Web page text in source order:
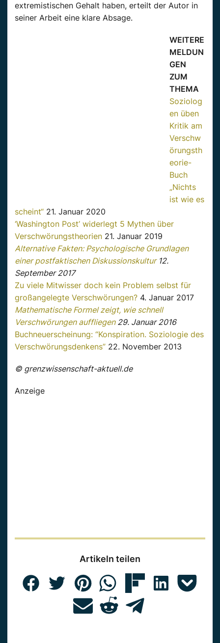
extremistischen Gehalt haben, erteilt der Autor in
seiner Arbeit eine klare Absage.
WEITERE
MELDUN
GEN
ZUM
THEMA
Soziolog
en üben
Kritik am
Verschw
örungsth
eorie-
Buch
„Nichts
ist wie es
scheint“ 21. Januar 2020
‘Washington Post’ widerlegt 5 Mythen über
Verschwörungstheorien 21. Januar 2019
Alternative Fakten: Psychologische Grundlagen
einer postfaktischen Diskussionskultur12.
September 2017
Zu viele Mitwisser doch kein Problem selbst für
großangelegte Verschwörungen? 4. Januar 2017
Mathematische Formel zeigt, wie schnell
Verschwörungen auffliegen29. Januar 2016
Buchneuerscheinung: “Konspiration. Soziologie des
Verschwörungsdenkens” 22. November 2013
© grenzwissenschaft-aktuell.de
Anzeige
Artikeln teilen